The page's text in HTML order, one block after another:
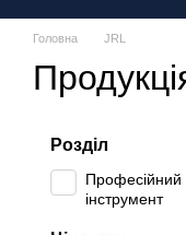
Головна JRL
Розділ
Професійний
інструмент